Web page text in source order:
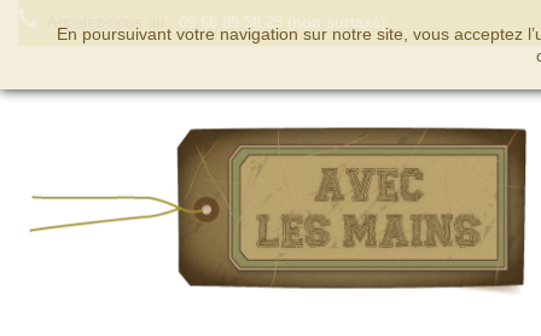
En poursuivant votre navigation sur notre site, vous acceptez